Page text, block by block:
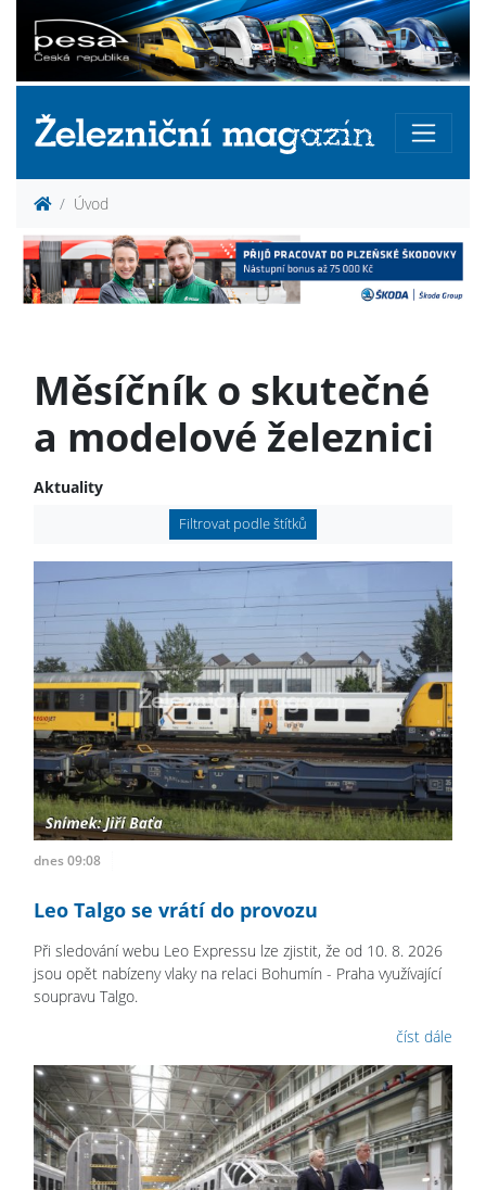
Úvod
Měsíčník o skutečné
a modelové železnici
Aktuality
Filtrovat podle štítků
dnes 09:08
Leo Talgo se vrátí do provozu
Při sledování webu Leo Expressu lze zjistit, že od 10. 8. 2026
jsou opět nabízeny vlaky na relaci Bohumín - Praha využívající
soupravu Talgo.
číst dále